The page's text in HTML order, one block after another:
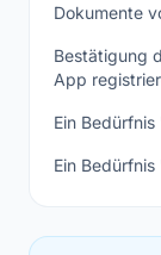
Dokumente
Bestätigung
App
Ein
Ein